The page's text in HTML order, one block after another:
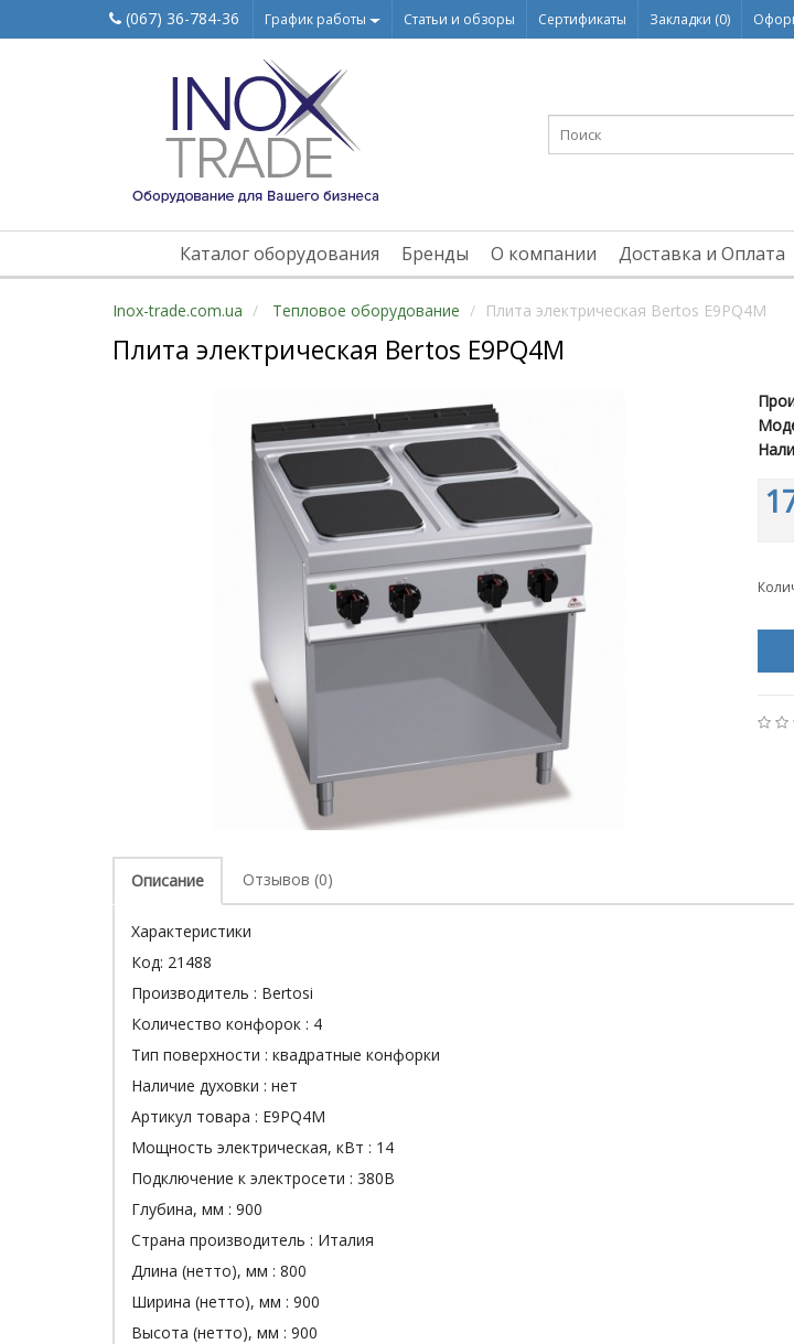
(067) 36-784-36 График работы Статьи и обзоры Сертификаты Закладки (0)
Каталог оборудования Бренды О компании Доставка и Оплата
Inox-trade.com.ua Тепловое оборудование Плита электрическая Bertos E9PQ4M
Плита электрическая Bertos E9PQ4M
Описание Отзывов (0)
Характеристики
Код: 21488
Производитель : Bertosi
Количество конфорок : 4
Тип поверхности : квадратные конфорки
Наличие духовки : нет
Артикул товара : E9PQ4M
Мощность электрическая, кВт : 14
Подключение к электросети : 380В
Глубина, мм : 900
Страна производитель : Италия
Длина (нетто), мм : 800
Ширина (нетто), мм : 900
Высота (нетто), мм : 900